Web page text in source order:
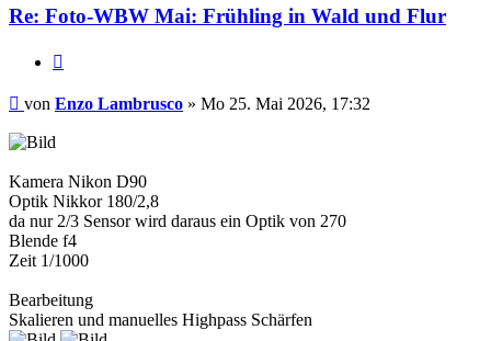
Re: Foto-WBW Mai: Frühling in Wald und Flur
Beitrag
von Enzo Lambrusco » Mo 25. Mai 2026, 17:32
Kamera Nikon D90
Optik Nikkor 180/2,8
da nur 2/3 Sensor wird daraus ein Optik von 270
Blende f4
Zeit 1/1000
Bearbeitung
Skalieren und manuelles Highpass Schärfen